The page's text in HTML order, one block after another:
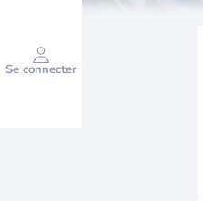
Se connecter